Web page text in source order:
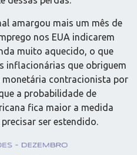
amargou mais um mês de
nos EUA indicarem
muito aquecido, o que
inflacionárias que obriguem
contracionista por
a probabilidade de
fica maior a medida
ser estendido.